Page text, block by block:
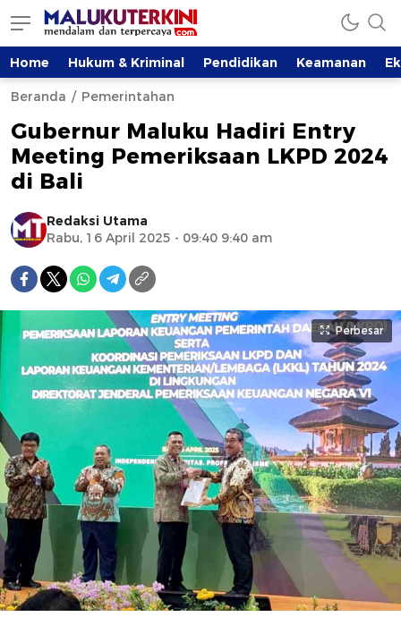
Home Hukum & Kriminal Pendidikan Keamanan
Beranda Pemerintahan
Gubernur Maluku Hadiri Entry
Meeting Pemeriksaan LKPD 2024
di Bali
Redaksi Utama
Rabu, 16 April 2025 - 09:40 9:40 am
Perbesar